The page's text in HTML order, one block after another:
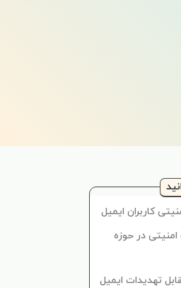
کاربران ایمیل
در حوزه
تهدیدات ایمیل